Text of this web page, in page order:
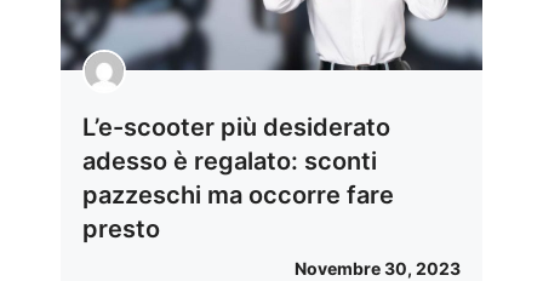
L’e-scooter più desiderato
adesso è regalato: sconti
pazzeschi ma occorre fare
presto
Novembre 30, 2023